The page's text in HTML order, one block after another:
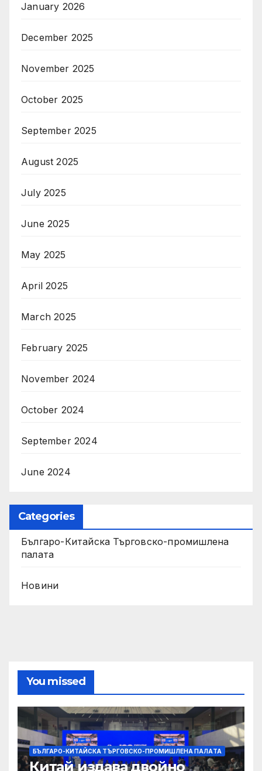
January 2026
December 2025
November 2025
October 2025
September 2025
August 2025
July 2025
June 2025
May 2025
April 2025
March 2025
February 2025
November 2024
October 2024
September 2024
June 2024
Categories
Българо-Китайска Търговско-промишлена
палaта
Новини
You missed
БЪЛГАРО-КИТАЙСКА ТЪРГОВСКО-ПРОМИШЛЕНА ПАЛAТА
Китай издава двойно